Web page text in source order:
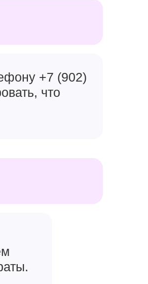
+7 (902)
что